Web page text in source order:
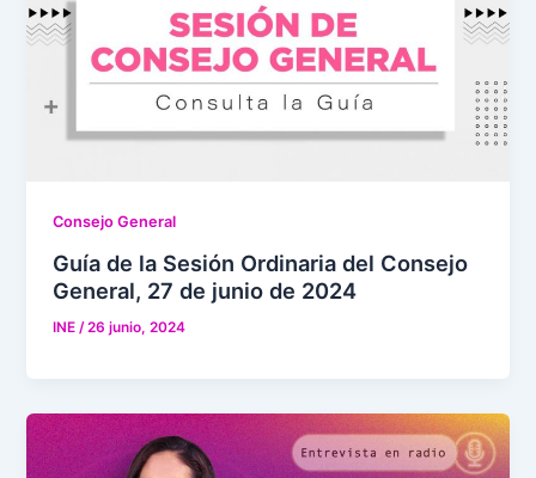
Consejo General
Guía de la Sesión Ordinaria del Consejo
General, 27 de junio de 2024
INE/26 junio, 2024